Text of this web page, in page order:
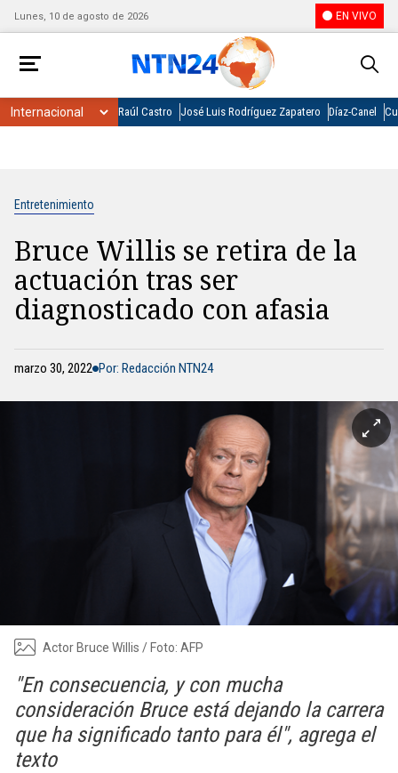
Lunes, 10 de agosto de 2026 EN VIVO
Raúl Castro José Luis Rodríguez Zapatero Díaz-Canel
Entretenimiento
Bruce Willis se retira de la
actuación tras ser
diagnosticado con afasia
marzo 30, 2022 Por: Redacción NTN24
Actor Bruce Willis / Foto: AFP
"En consecuencia, y con mucha
consideración Bruce está dejando la carrera
que ha significado tanto para él", agrega el
texto